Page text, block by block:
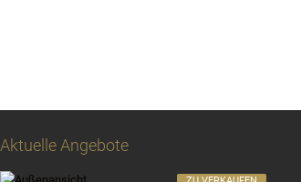
Aktuelle Angebote